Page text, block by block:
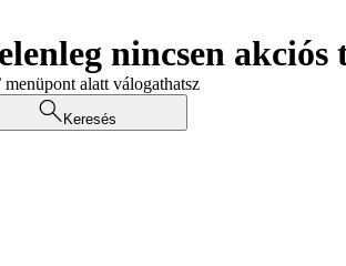
nincsen akciós
alatt válogathatsz
Keresés